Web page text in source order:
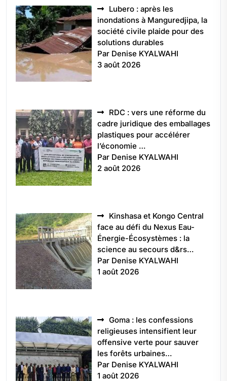
Lubero : après les
inondations à Manguredjipa, la
société civile plaide pour des
solutions durables
Par Denise KYALWAHI
3 août 2026
RDC : vers une réforme du
cadre juridique des emballages
plastiques pour accélérer
l’économie …
Par Denise KYALWAHI
2 août 2026
Kinshasa et Kongo Central
face au défi du Nexus Eau-
Énergie-Écosystèmes : la
science au secours d&rs…
Par Denise KYALWAHI
1 août 2026
Goma : les confessions
religieuses intensifient leur
offensive verte pour sauver
les forêts urbaines…
Par Denise KYALWAHI
1 août 2026